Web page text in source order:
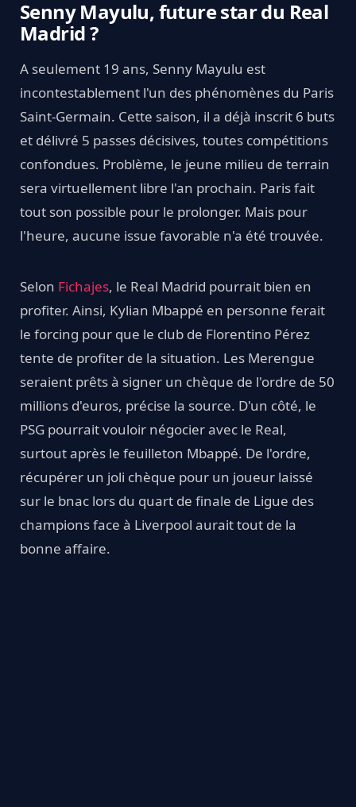
Senny Mayulu, future star du Real
Madrid ?
A seulement 19 ans, Senny Mayulu est
incontestablement l'un des phénomènes du Paris
Saint-Germain. Cette saison, il a déjà inscrit 6 buts
et délivré 5 passes décisives, toutes compétitions
confondues. Problème, le jeune milieu de terrain
sera virtuellement libre l'an prochain. Paris fait
tout son possible pour le prolonger. Mais pour
l'heure, aucune issue favorable n'a été trouvée.
Selon Fichajes, le Real Madrid pourrait bien en
profiter. Ainsi, Kylian Mbappé en personne ferait
le forcing pour que le club de Florentino Pérez
tente de profiter de la situation. Les Merengue
seraient prêts à signer un chèque de l'ordre de 50
millions d'euros, précise la source. D'un côté, le
PSG pourrait vouloir négocier avec le Real,
surtout après le feuilleton Mbappé. De l'ordre,
récupérer un joli chèque pour un joueur laissé
sur le bnac lors du quart de finale de Ligue des
champions face à Liverpool aurait tout de la
bonne affaire.